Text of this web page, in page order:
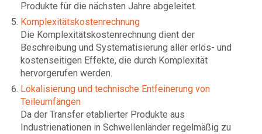
Produkte für die nächsten Jahre abgeleitet.
Komplexitätskostenrechnung
Die Komplexitätskostenrechnung dient der
Beschreibung und Systematisierung aller erlös- und
kostenseitigen Effekte, die durch Komplexität
hervorgerufen werden.
Lokalisierung und technische Entfeinerung von
Teileumfängen
Da der Transfer etablierter Produkte aus
Industrienationen in Schwellenländer regelmäßig zu